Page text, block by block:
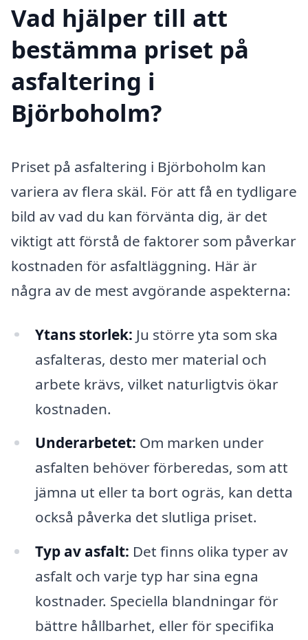
Vad hjälper till att
bestämma priset på
asfaltering i
Björboholm?
Priset på asfaltering i Björboholm kan
variera av flera skäl. För att få en tydligare
bild av vad du kan förvänta dig, är det
viktigt att förstå de faktorer som påverkar
kostnaden för asfaltläggning. Här är
några av de mest avgörande aspekterna:
Ytans storlek: Ju större yta som ska
asfalteras, desto mer material och
arbete krävs, vilket naturligtvis ökar
kostnaden.
Underarbetet: Om marken under
asfalten behöver förberedas, som att
jämna ut eller ta bort ogräs, kan detta
också påverka det slutliga priset.
Typ av asfalt: Det finns olika typer av
asfalt och varje typ har sina egna
kostnader. Speciella blandningar för
bättre hållbarhet, eller för specifika